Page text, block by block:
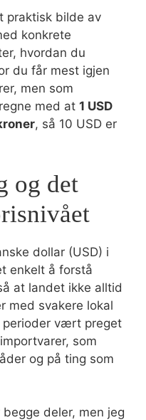
praktisk bilde av
konkrete
hvordan du
du får mest igjen
men som
med at 1 USD
, så 10 USD er
og det
dollar (USD) i
enkelt å forstå
at landet ikke alltid
med svakere lokal
perioder vært preget
som
og på ting som
deler, men jeg